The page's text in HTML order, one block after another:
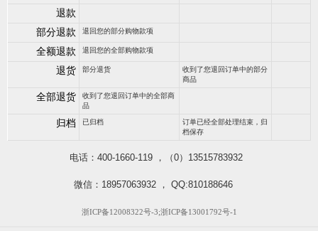
退款
部分退款
退回您的部分购物款项
全额退款 退回您的全部购物款项
退货 部分退货
收到了您退回订单中的部分
商品
全部退货
收到了您退回订单中的全部商
品
归档 已归档
订单已经全部处理结束，归
档保存
电话：400-1660-119 ，（0）13515783932
微信：18957063932 ， QQ:810188646
浙ICP备12008322号-3;浙ICP备13001792号-1